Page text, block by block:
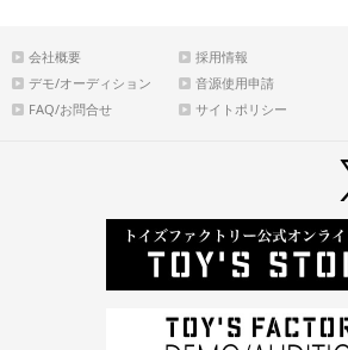
会社概要
採用情報
デモ/オーディション
音源使用申請
FAQ/お問合せ
サイトポリシー